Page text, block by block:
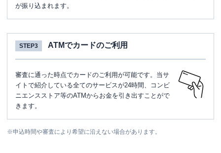
が振り込まれます。
STEP3 ATMでカードのご利用
審査に通った時点でカードのご利用が可能です。当サ
イトで紹介している全てのサービスが24時間、コンビ
ニエンスストア等のATMからお金を引き出すことがで
きます。
※申込時間や審査により希望に沿えない場合があります。